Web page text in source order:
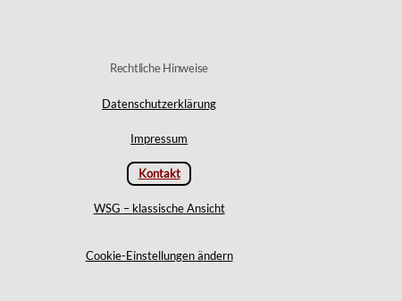
Rechtliche Hinweise
Datenschutzerklärung
Impressum
Kontakt
WSG – klassische Ansicht
Cookie-Einstellungen ändern